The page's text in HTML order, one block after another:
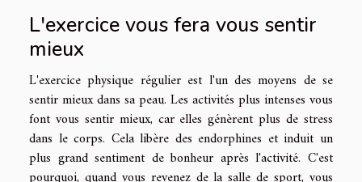
L'exercice vous fera vous sentir
mieux
L'exercice physique régulier est l'un des moyens de se
sentir mieux dans sa peau. Les activités plus intenses vous
font vous sentir mieux, car elles génèrent plus de stress
dans le corps. Cela libère des endorphines et induit un
plus grand sentiment de bonheur après l'activité. C'est